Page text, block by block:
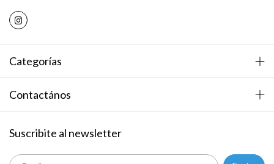
Categorías
Contactános
Suscribite al newsletter